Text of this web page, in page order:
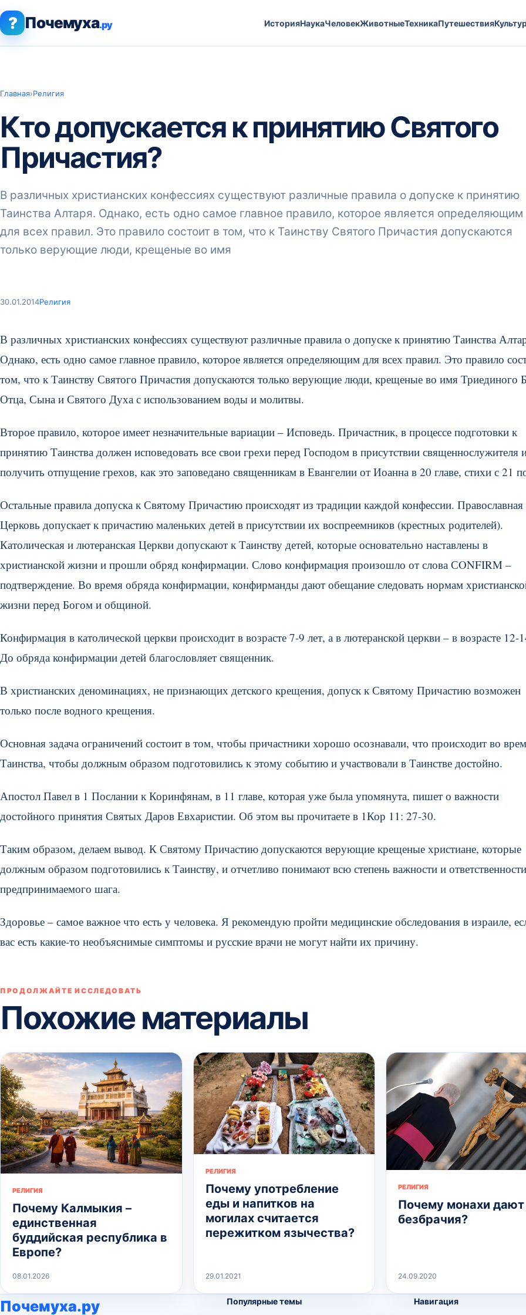
? Почемуха.ру ИсторияНаукаЧеловекЖивотныеТехникаПутешествия
Главная›Религия
Кто допускается к принятию Святого
Причастия?
В различных христианских конфессиях существуют различные правила о допуске к принятию
Таинства Алтаря. Однако, есть одно самое главное правило, которое является определяющим
для всех правил. Это правило состоит в том, что к Таинству Святого Причастия допускаются
только верующие люди, крещеные во имя
30.01.2014Религия
В различных христианских конфессиях существуют различные правила о допуске к принятию Таинства
Однако, есть одно самое главное правило, которое является определяющим для всех правил. Это правило
том, что к Таинству Святого Причастия допускаются только верующие люди, крещеные во имя Триединого
Отца, Сына и Святого Духа с использованием воды и молитвы.
Второе правило, которое имеет незначительные вариации – Исповедь. Причастник, в процессе подготовки к
принятию Таинства должен исповедовать все свои грехи перед Господом в присутствии священнослужителя
получить отпущение грехов, как это заповедано священникам в Евангелии от Иоанна в 20 главе, стихи с 21
Остальные правила допуска к Святому Причастию происходят из традиции каждой конфессии. Православная
Церковь допускает к причастию маленьких детей в присутствии их воспреемников (крестных родителей).
Католическая и лютеранская Церкви допускают к Таинству детей, которые основательно наставлены в
христианской жизни и прошли обряд конфирмации. Слово конфирмация произошло от слова СONFIRM –
подтверждение. Во время обряда конфирмации, конфирманды дают обещание следовать нормам
жизни перед Богом и общиной.
Конфирмация в католической церкви происходит в возрасте 7-9 лет, а в лютеранской церкви – в возрасте 12-
До обряда конфирмации детей благословляет священник.
В христианских деноминациях, не признающих детского крещения, допуск к Святому Причастию возможен
только после водного крещения.
Основная задача ограничений состоит в том, чтобы причастники хорошо осознавали, что происходит во
Таинства, чтобы должным образом подготовились к этому событию и участвовали в Таинстве достойно.
Апостол Павел в 1 Послании к Коринфянам, в 11 главе, которая уже была упомянута, пишет о важности
достойного принятия Святых Даров Евхаристии. Об этом вы прочитаете в 1Кор 11: 27-30.
Таким образом, делаем вывод. К Святому Причастию допускаются верующие крещеные христиане, которые
должным образом подготовились к Таинству, и отчетливо понимают всю степень важности и ответственности
предпринимаемого шага.
Здоровье – самое важное что есть у человека. Я рекомендую пройти медицинские обследования в израиле,
вас есть какие-то необъяснимые симптомы и русские врачи не могут найти их причину.
ПРОДОЛЖАЙТЕ ИССЛЕДОВАТЬ
Похожие материалы
РЕЛИГИЯ
Почему Калмыкия –
единственная
буддийская республика в
Европе?
08.01.2026
РЕЛИГИЯ
Почему употребление
еды и напитков на
могилах считается
пережитком язычества?
29.01.2021
РЕЛИГИЯ
Почему монахи дают
безбрачия?
24.09.2020
Почемуха.ру Популярные темы Навигация